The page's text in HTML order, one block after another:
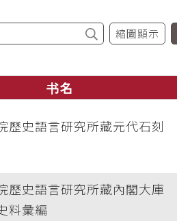
縮圖顯示
书名
歷史語言研究所藏元代石刻
歷史語言研究所藏內閣大庫
料彙編